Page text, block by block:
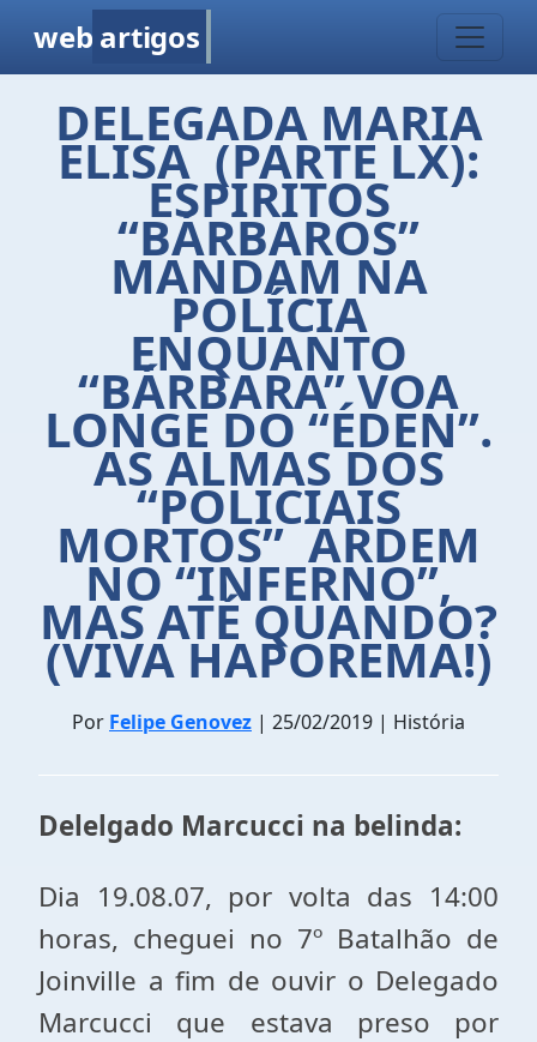
web artigos
DELEGADA MARIA
ELISA (PARTE LX):
ESPIRITOS
“BÁRBAROS”
MANDAM NA
POLÍCIA
ENQUANTO
“BÁRBARA” VOA
LONGE DO “ÉDEN”.
AS ALMAS DOS
“POLICIAIS
MORTOS” ARDEM
NO “INFERNO”,
MAS ATÉ QUANDO?
(VIVA HAPOREMA!)
Por Felipe Genovez | 25/02/2019 | História
Delelgado Marcucci na belinda:
Dia 19.08.07, por volta das 14:00
horas, cheguei no 7º Batalhão de
Joinville a fim de ouvir o Delegado
Marcucci que estava preso por